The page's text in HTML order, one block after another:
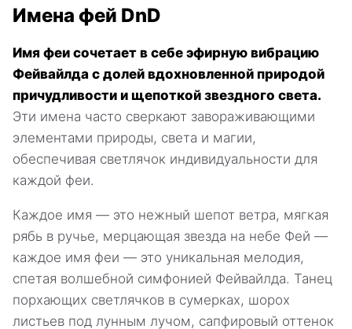
Имена фей DnD
Имя феи сочетает в себе эфирную вибрацию
Фейвайлда с долей вдохновленной природой
причудливости и щепоткой звездного света.
Эти имена часто сверкают завораживающими
элементами природы, света и магии,
обеспечивая светлячок индивидуальности для
каждой феи.
Каждое имя — это нежный шепот ветра, мягкая
рябь в ручье, мерцающая звезда на небе Фей —
каждое имя феи — это уникальная мелодия,
спетая волшебной симфонией Фейвайлда. Танец
порхающих светлячков в сумерках, шорох
листьев под лунным лучом, сапфировый оттенок